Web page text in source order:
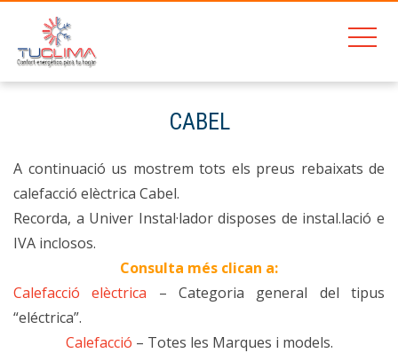
CABEL
A continuació us mostrem tots els preus rebaixats de
calefacció elèctrica Cabel.
Recorda, a Univer Instal·lador disposes de instal.lació e
IVA inclosos.
Consulta més clican a:
Calefacció elèctrica – Categoria general del tipus
“eléctrica”.
Calefacció – Totes les Marques i models.